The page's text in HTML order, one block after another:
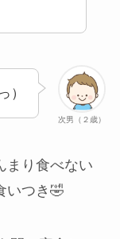
次男（２歳）
）
まり食べない
いつき🤣